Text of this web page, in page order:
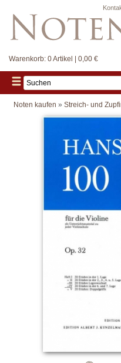
Warenkorb: 0 Artikel | 0,00 €
Noten kaufen » Streich- und